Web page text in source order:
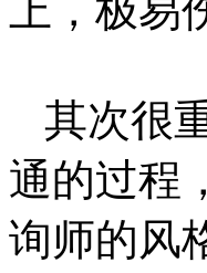
上，极
其次很
通的过程
询师的风